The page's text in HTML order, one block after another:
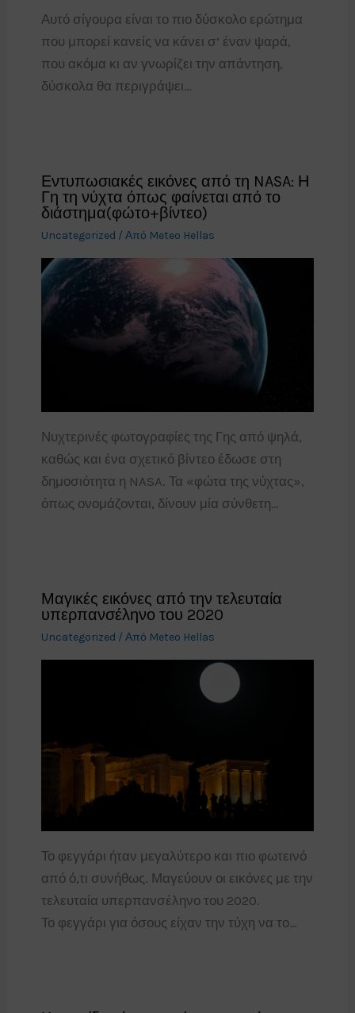
Αυτό σίγουρα είναι το πιο δύσκολο ερώτημα
που μπορεί κανείς να κάνει σ’ έναν ψαρά,
που ακόμα κι αν γνωρίζει την απάντηση,
δύσκολα θα περιγράψει…
Εντυπωσιακές εικόνες από τη NASA: Η
Γη τη νύχτα όπως φαίνεται από το
διάστημα(φώτο+βίντεο)
Uncategorized / Από Meteo Hellas
Νυχτερινές φωτογραφίες της Γης από ψηλά,
καθώς και ένα σχετικό βίντεο έδωσε στη
δημοσιότητα η NASA. Τα «φώτα της νύχτας»,
όπως ονομάζονται, δίνουν μία σύνθετη…
Μαγικές εικόνες από την τελευταία
υπερπανσέληνο του 2020
Uncategorized / Από Meteo Hellas
Το φεγγάρι ήταν μεγαλύτερο και πιο φωτεινό
από ό,τι συνήθως. Μαγεύουν οι εικόνες με την
τελευταία υπερπανσέληνο του 2020.
Το φεγγάρι για όσους είχαν την τύχη να το…